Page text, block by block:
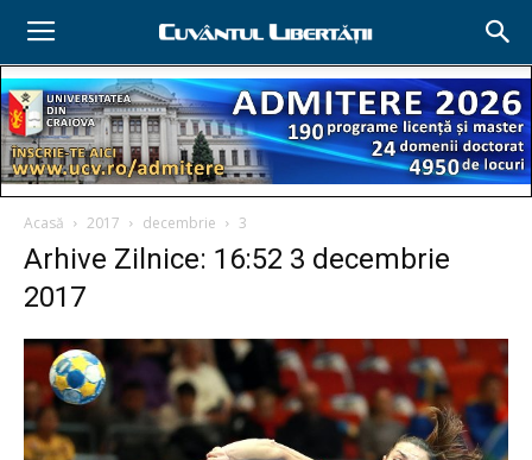
Acasă 2017 decembrie 3
Arhive Zilnice: 16:52 3 decembrie
2017